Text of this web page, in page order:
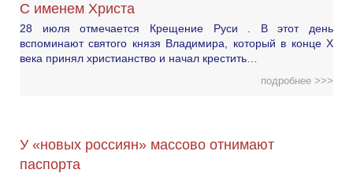
С именем Христа
28 июля отмечается Крещение Руси . В этот день
вспоминают святого князя Владимира, который в конце X
века принял христианство и начал крестить…
подробнее >>>
У «новых россиян» массово отнимают
паспорта